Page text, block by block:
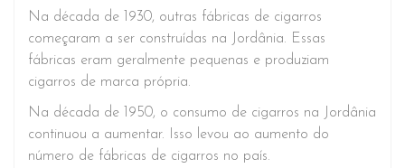
Na década de 1930, outras fábricas de cigarros
começaram a ser construídas na Jordânia. Essas
fábricas eram geralmente pequenas e produziam
cigarros de marca própria.
Na década de 1950, o consumo de cigarros na Jordânia
continuou a aumentar. Isso levou ao aumento do
número de fábricas de cigarros no país.